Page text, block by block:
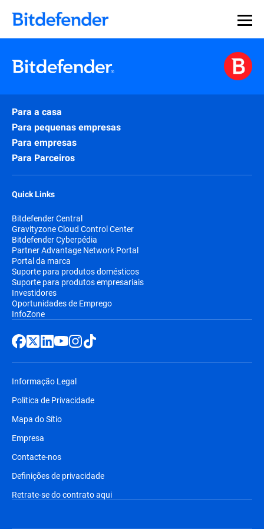
Para a casa
Para pequenas empresas
Para empresas
Para Parceiros
Quick Links
Bitdefender Central
Gravityzone Cloud Control Center
Bitdefender Cyberpédia
Partner Advantage Network Portal
Portal da marca
Suporte para produtos domésticos
Suporte para produtos empresariais
Investidores
Oportunidades de Emprego
InfoZone
Informação Legal
Política de Privacidade
Mapa do Sítio
Empresa
Contacte-nos
Definições de privacidade
Retrate-se do contrato aqui